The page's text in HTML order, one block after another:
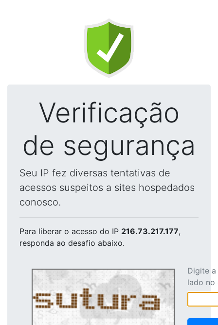
Verificação
de segurança
Seu IP fez diversas tentativas de
acessos suspeitos a sites hospedados
conosco.
Para liberar o acesso do IP 216.73.217.177,
responda ao desafio abaixo.
Digite
lado no